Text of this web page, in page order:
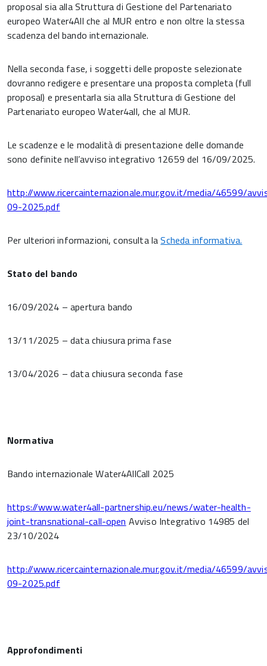
proposal sia alla Struttura di Gestione del Partenariato
europeo Water4All che al MUR entro e non oltre la stessa
scadenza del bando internazionale.
Nella seconda fase, i soggetti delle proposte selezionate
dovranno redigere e presentare una proposta completa (full
proposal) e presentarla sia alla Struttura di Gestione del
Partenariato europeo Water4all, che al MUR.
Le scadenze e le modalità di presentazione delle domande
sono definite nell’avviso integrativo 12659 del 16/09/2025.
http://www.ricercainternazionale.mur.gov.it/media/46599/
09-2025.pdf
Per ulteriori informazioni, consulta laScheda informativa.
Stato del bando
16/09/2024 – apertura bando
13/11/2025 – data chiusura prima fase
13/04/2026 – data chiusura seconda fase
Normativa
Bando internazionale Water4AllCall 2025
https://www.water4all-partnership.eu/news/water-health-
joint-transnational-call-open Avviso Integrativo 14985 del
23/10/2024
http://www.ricercainternazionale.mur.gov.it/media/46599/
09-2025.pdf
Approfondimenti